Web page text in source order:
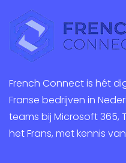
French Connect is hét
Franse bedrijven in
teams bij Microsoft 365,
het Frans, met kennis